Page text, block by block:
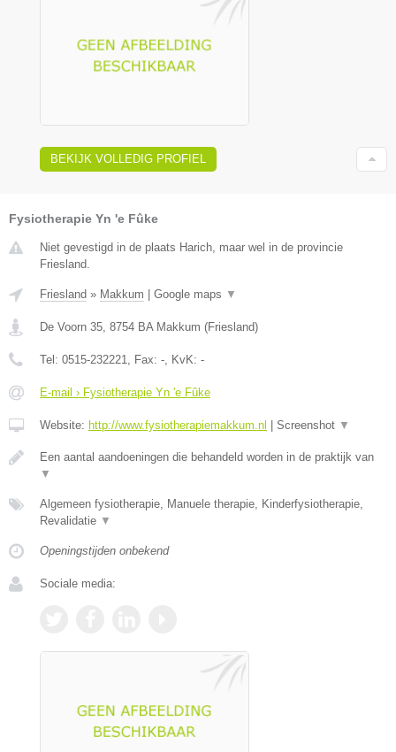
BEKIJK VOLLEDIG PROFIEL
Fysiotherapie Yn 'e Fûke
Niet gevestigd in de plaats Harich, maar wel in de provincie
Friesland.
Friesland » Makkum | Google maps ▼
De Voorn 35 8754 BA Makkum (Friesland)
Tel: 0515-232221 , Fax: - , KvK: -
E-mail › Fysiotherapie Yn 'e Fûke
Website: http://www.fysiotherapiemakkum.nl | Screenshot ▼
Een aantal aandoeningen die behandeld worden in de praktijk van
▼
Algemeen fysiotherapie, Manuele therapie, Kinderfysiotherapie,
Revalidatie ▼
Openingstijden onbekend
Sociale media: